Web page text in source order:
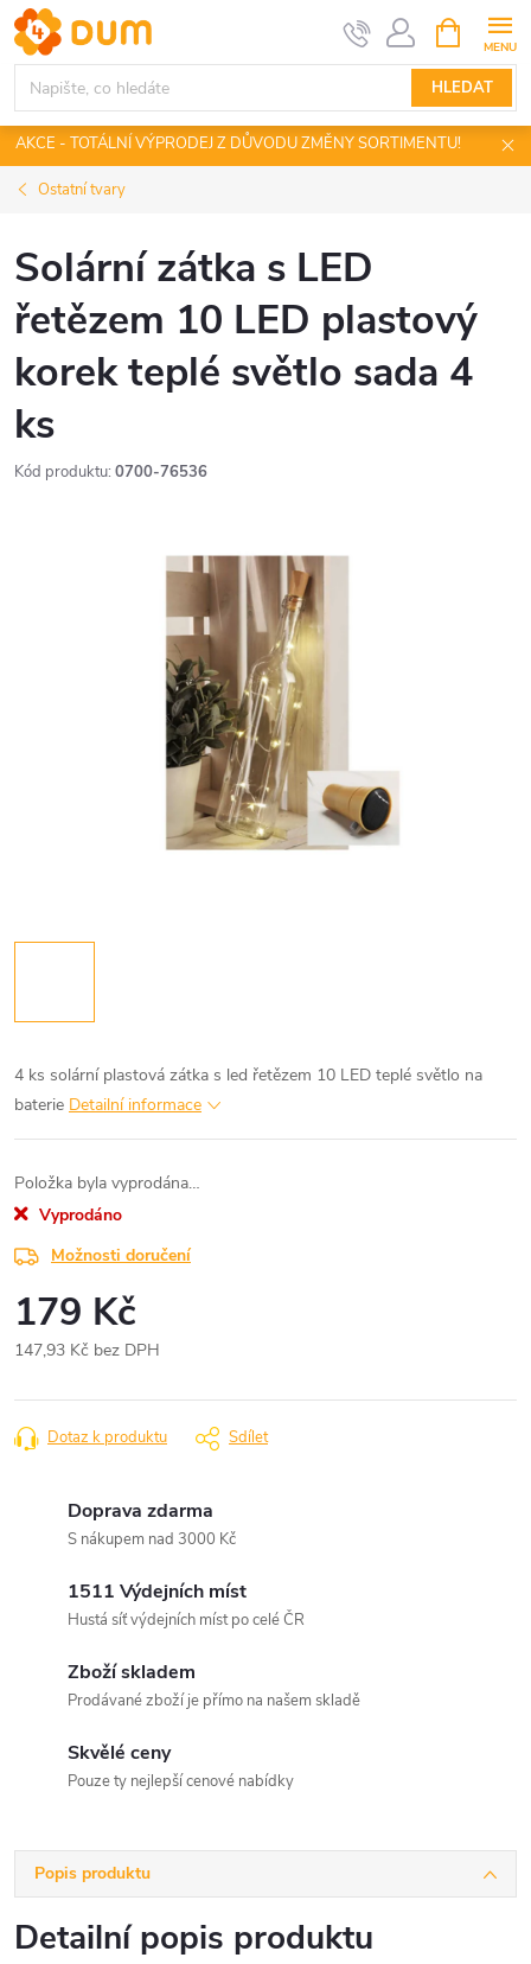
Přejít
na
obsah
HLEDAT
NÁKUPNÍ
KOŠÍK
AKCE - TOTÁLNÍ VÝPRODEJ Z DŮVODU ZMĚNY SORTIMENTU!
Ostatní tvary
Solární zátka s LED
řetězem 10 LED plastový
korek teplé světlo sada 4
ks
Kód produktu: 0700-76536
4 ks solární plastová zátka s led řetězem 10 LED teplé světlo na
baterie Detailní informace
Položka byla vyprodána…
Vyprodáno
Možnosti doručení
179 Kč
147,93 Kč bez DPH
cena:
Dotaz k produktu Sdílet
Doprava zdarma
S nákupem nad 3000 Kč
1511 Výdejních míst
Hustá síť výdejních míst po celé ČR
Zboží skladem
Prodávané zboží je přímo na našem skladě
Skvělé ceny
Pouze ty nejlepší cenové nabídky
Popis produktu
Detailní popis produktu